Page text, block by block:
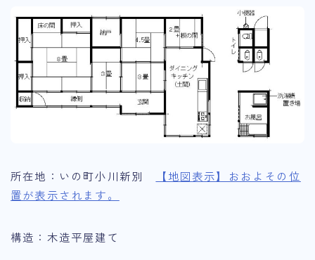
住む
いの町空き家バンク一覧
いの町お試し滞在施設
いの町空き家改修等補助金
いの町の魅力
・伊野地区の魅力
所在地：いの町小川新別
【地図表示】おおよその位
置が表示されます。
構造：木造平屋建て